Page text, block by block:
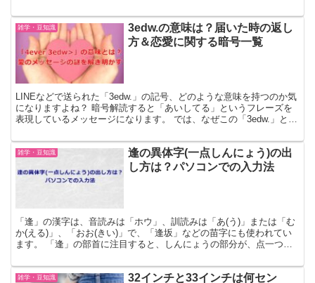
雑学・豆知識
3edw.の意味は？届いた時の返し
方＆恋愛に関する暗号一覧
LINEなどで送られた「3edw.」の記号、どのような意味を持つのか気
になりますよね？ 暗号解読すると「あいしてる」というフレーズを
表現しているメッセージになります。 では、なぜこの「3edw.」とい
雑学・豆知識
逢の異体字(一点しんにょう)の出
し方は？パソコンでの入力法
「逢」の漢字は、音読みは「ホウ」、訓読みは「あ(う)」または「む
か(える)」、「おお(きい)」で、「逢坂」などの苗字にも使われてい
ます。 「逢」の部首に注目すると、しんにょうの部分が、点一つと
雑学・豆知識
32インチと33インチは何セン